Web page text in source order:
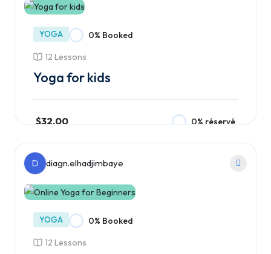
YOGA 0% Booked
12 Lessons
Yoga for kids
$32.00 0% réservé
D diagn.elhadjimbaye
YOGA 0% Booked
12 Lessons